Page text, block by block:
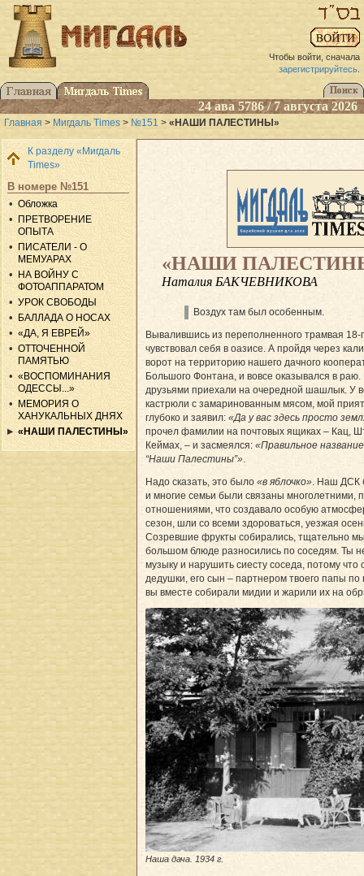
Чтобы войти, сначала
зарегистрируйтесь.
24 ава 5786 / 7 августа 2026
Главная > Мигдаль Times > №151 > «НАШИ ПАЛЕСТИНЫ»
К разделу «Мигдаль
Times»
В номере №151
Обложка
ПРЕТВОРЕНИЕ
ОПЫТА
ПИСАТЕЛИ - О
МЕМУАРАХ
НА ВОЙНУ С
ФОТОАППАРАТОМ
УРОК СВОБОДЫ
БАЛЛАДА О НОСАХ
«ДА, Я ЕВРЕЙ»
ОТТОЧЕННОЙ
ПАМЯТЬЮ
«ВОСПОМИНАНИЯ
ОДЕССЫ...»
МЕМОРИЯ О
ХАНУКАЛЬНЫХ ДНЯХ
«НАШИ ПАЛЕСТИНЫ»
«НАШИ
Наталия БАКЧЕВНИКОВА
Воздух там был особенным.
Вывалившись из переполненного трамвая 18-
чувствовал себя в оазисе. А пройдя через
ворот на территорию нашего дачного
Большого Фонтана, и вовсе оказывался в раю.
друзьями приехали на очередной шашлык. У
кастрюли с замаринованным мясом, мой
глубоко и заявил: «Да у вас здесь просто
прочел фамилии на почтовых ящиках – Кац,
Кеймах, – и засмеялся: «Правильное
“Наши Палестины”»
Надо сказать, это было «в яблочко» . Наш ДСК
и многие семьи были связаны многолетними,
отношениями, что создавало особую
сезон, шли со всеми здороваться, уезжая
Созревшие фрукты собирались, тщательно
большом блюде разносились по соседям. Ты
музыку и нарушить сиесту соседа, потому
дедушки, его сын – партнером твоего папы по
вы вместе собирали мидии и жарили их на
Наша дача. 1934 г.